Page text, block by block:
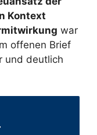
Kontext
war
offenen Brief
und deutlich